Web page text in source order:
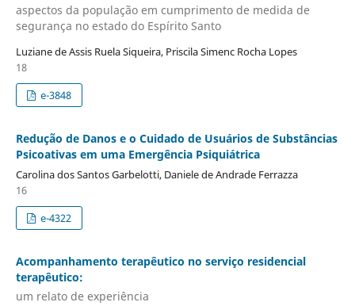
aspectos da população em cumprimento de medida de
segurança no estado do Espírito Santo
Luziane de Assis Ruela Siqueira, Priscila Simenc Rocha Lopes
18
e-3848
Redução de Danos e o Cuidado de Usuários de Substâncias
Psicoativas em uma Emergência Psiquiátrica
Carolina dos Santos Garbelotti, Daniele de Andrade Ferrazza
16
e-4322
Acompanhamento terapêutico no serviço residencial
terapêutico:
um relato de experiência